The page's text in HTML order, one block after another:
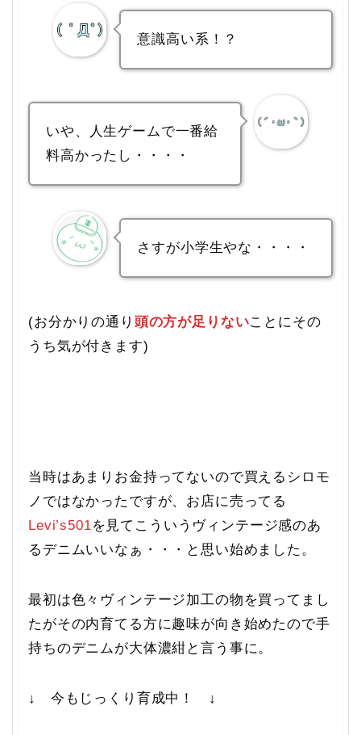
意識高い系！？
いや、人生ゲームで一番給
料高かったし・・・・
さすが小学生やな・・・・
(お分かりの通り 頭の方が足りないことにその
うち気が付きます)
当時はあまりお金持ってないので買えるシロモ
ノではなかったですが、お店に売ってる
Levi’s501を見てこういうヴィンテージ感のあ
るデニムいいなぁ・・・と思い始めました。
最初は色々ヴィンテージ加工の物を買ってまし
たがその内育てる方に趣味が向き始めたので手
持ちのデニムが大体濃紺と言う事に。
↓ 今もじっくり育成中！ ↓